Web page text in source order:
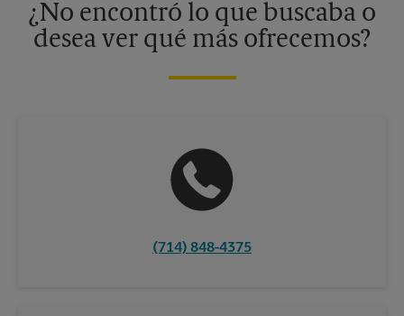
¿No encontró lo que buscaba o
desea ver qué más ofrecemos?
(714) 848-4375